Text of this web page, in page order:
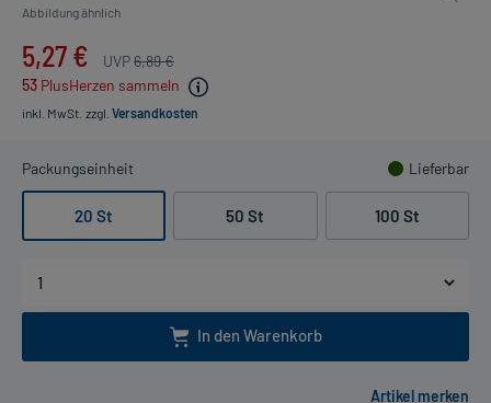
Abbildung ähnlich
5,27 € UVP6,89 €
53 PlusHerzen sammeln
inkl. MwSt. zzgl. Versandkosten
Packungseinheit Lieferbar
20 St 50 St 100 St
In den Warenkorb